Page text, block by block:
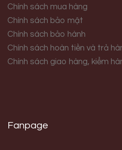
Chính sách mua hàng
Chính sách bảo mật
Chính sách bảo hành
Chính sách hoàn tiền và trả
Chính sách giao hàng, kiểm
Fanpage